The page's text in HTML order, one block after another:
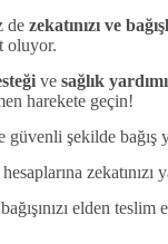
de zekatınızı ve
oluyor.
ve sağlık yardımı
harekete geçin!
güvenli şekilde bağış
zekatınızı
elden teslim